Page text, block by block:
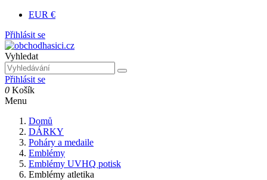
EUR €
Přihlásit se
Vyhledat
Přihlásit se
0 Košík
Menu
Domů
DÁRKY
Poháry a medaile
Emblémy
Emblémy UVHQ potisk
Emblémy atletika